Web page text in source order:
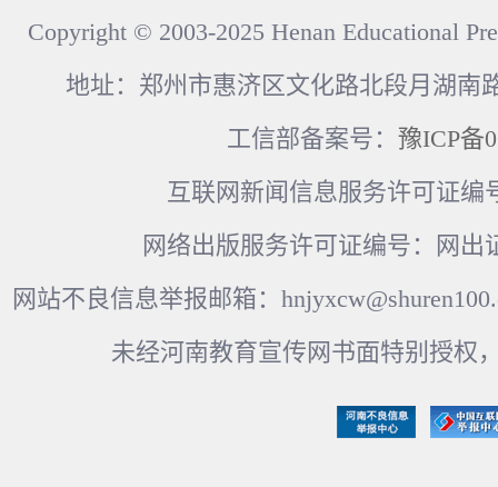
Copyright © 2003-2025 Henan Educational
地址：郑州市惠济区文化路北段月湖南
工信部备案号： 豫ICP备
互联网新闻信息服务许可证编
网络出版服务许可证编号：网出
网站不良信息举报邮箱：
未经河南教育宣传网书面特别授权